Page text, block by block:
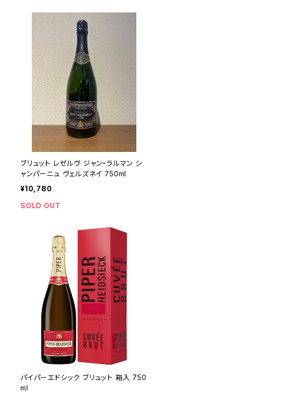
ブリュット レゼルヴ ジャン・ラルマン シ
ャンパーニュ ヴェルズネイ 750ml
¥10,780
SOLD OUT
パイパーエドシック ブリュット 箱入 750
ml